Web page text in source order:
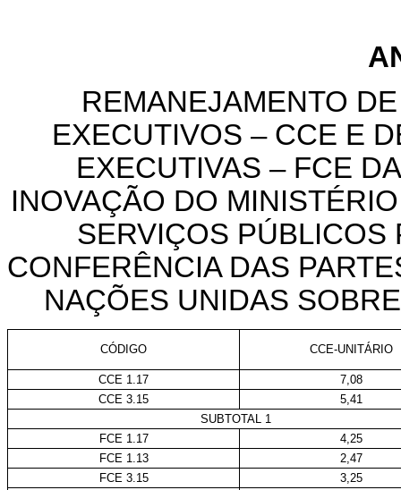
REMANEJAMENTO
EXECUTIVOS – CCE E
EXECUTIVAS – FCE
INOVAÇÃO DO
SERVIÇOS PÚBLICOS
CONFERÊNCIA DAS
NAÇÕES UNIDAS
CÓDIGO CCE-UNITÁRIO
CCE 1.17
7,08
CCE 3.15
5,41
SUBTOTAL 1
FCE 1.17
4,25
FCE 1.13
2,47
FCE 3.15
3,25